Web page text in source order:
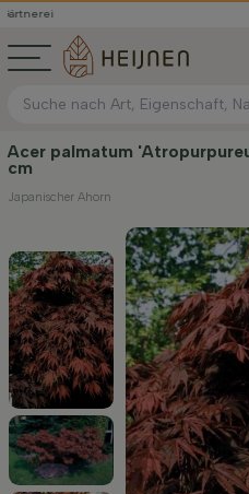
Acer palmatum
cm
Japanischer Ahorn